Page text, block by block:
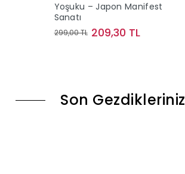
Yoşuku – Japon Manifest
Sanatı
299,00 TL 209,30 TL
Son Gezdikleriniz